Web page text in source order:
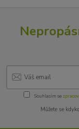
Souhlasím se
Můžete se